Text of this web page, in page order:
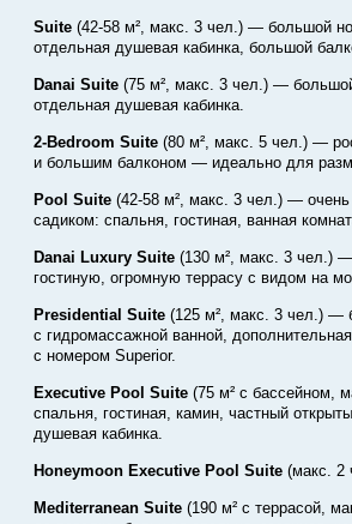
Suite (42-58 м², макс. 3 чел.) — большой
отдельная душевая кабинка, большой
Danai Suite (75 м², макс. 3 чел.) —
отдельная душевая кабинка.
2-Bedroom Suite (80 м², макс. 5 чел.) —
и большим балконом — идеально для
Pool Suite (42-58 м², макс. 3 чел.) — очень
садиком: спальня, гостиная, ванная
Danai Luxury Suite (130 м², макс. 3 чел.)
гостиную, огромную террасу с видом на
Presidential Suite (125 м², макс. 3 чел.) —
с гидромассажной ванной,
с номером Superior.
Executive Pool Suite (75 м² с бассейном,
спальня, гостиная, камин, частный
душевая кабинка.
Honeymoon Executive Pool Suite (макс. 2
Mediterranean Suite (190 м² с террасой,